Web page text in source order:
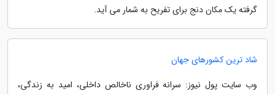
گرفته یک مکان دنج برای تفریح به شمار می آید.
شاد ترین کشورهای جهان
وب سایت پول نیوز: سرانه فراوری ناخالص داخلی، امید به زندگی،